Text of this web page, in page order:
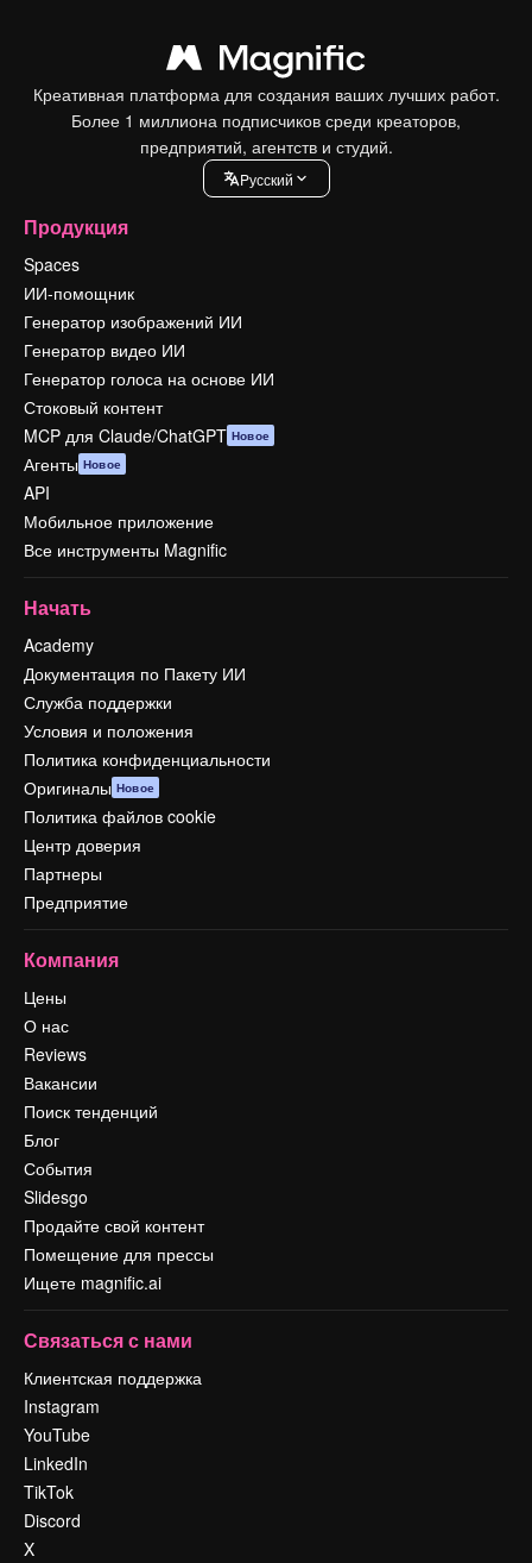
Креативная платформа для создания ваших лучших работ.
Более 1 миллиона подписчиков среди креаторов,
предприятий, агентств и студий.
Pусский
Продукция
Spaces
ИИ-помощник
Генератор изображений ИИ
Генератор видео ИИ
Генератор голоса на основе ИИ
Стоковый контент
MCP для Claude/ChatGPT Новое
Агенты Новое
API
Мобильное приложение
Все инструменты Magnific
Начать
Academy
Документация по Пакету ИИ
Служба поддержки
Условия и положения
Политика конфиденциальности
Оригиналы Новое
Политика файлов cookie
Центр доверия
Партнеры
Предприятие
Компания
Цены
О нас
Reviews
Вакансии
Поиск тенденций
Блог
События
Slidesgo
Продайте свой контент
Помещение для прессы
Ищете magnific.ai
Связаться с нами
Клиентская поддержка
Instagram
YouTube
LinkedIn
TikTok
Discord
X